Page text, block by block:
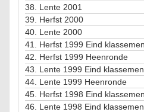
38. Lente 2001
39. Herfst 2000
40. Lente 2000
41. Herfst 1999 Eind
42. Herfst 1999 Heenronde
43. Lente 1999 Eind
44. Lente 1999 Heenronde
45. Herfst 1998 Eind
46. Lente 1998 Eind